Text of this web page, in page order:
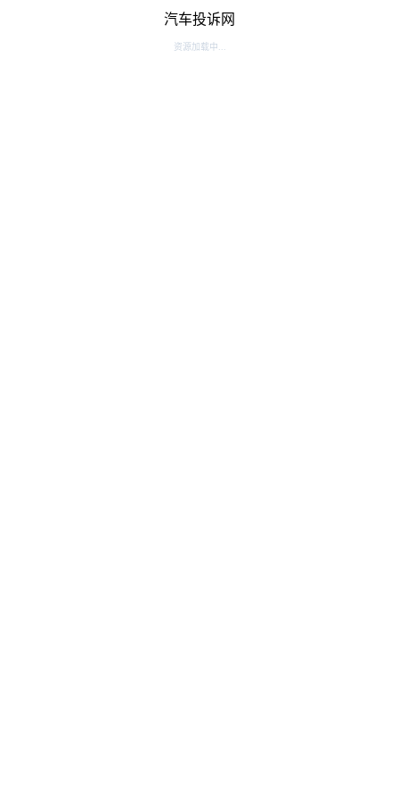
汽车投诉网
资源加载中...